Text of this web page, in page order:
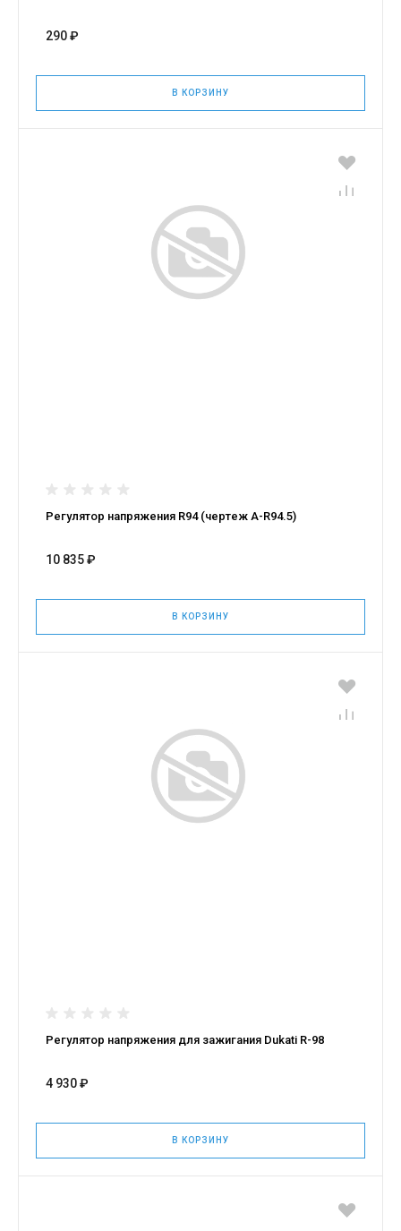
290 ₽
В КОРЗИНУ
Регулятор напряжения R94 (чертеж A-R94.5)
10 835 ₽
В КОРЗИНУ
Регулятор напряжения для зажигания Dukati R-98
4 930 ₽
В КОРЗИНУ